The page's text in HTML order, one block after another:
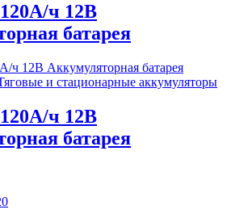
ч 12В
батарея
и стационарные аккумуляторы
ч 12В
батарея